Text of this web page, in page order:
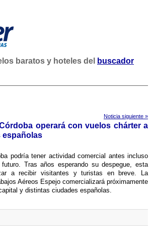
baratos y hoteles del
buscador
Noticia siguiente »
operará con vuelos chárter a
españolas
podrí­a tener actividad comercial antes incluso
Tras años esperando su despegue, esta
a recibir visitantes y turistas en breve. La
Aéreos Espejo comercializará próximamente
y distintas ciudades españolas.